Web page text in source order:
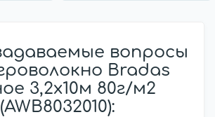
вопросы
Bradas
3,2х10м 80г/м2
(AWB8032010):